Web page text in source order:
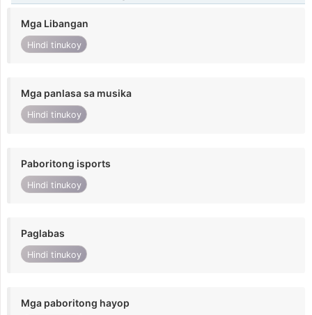
Mga Libangan
Hindi tinukoy
Mga panlasa sa musika
Hindi tinukoy
Paboritong isports
Hindi tinukoy
Paglabas
Hindi tinukoy
Mga paboritong hayop